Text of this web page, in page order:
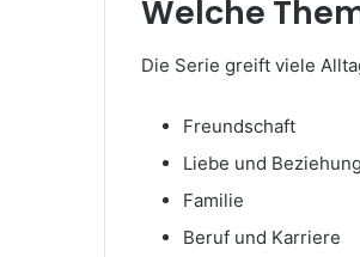
Welche
Die Serie greift viele
Freundschaft
Liebe und
Familie
Beruf und Karriere